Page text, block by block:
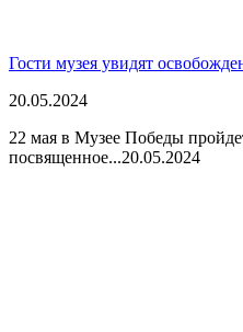
Гости музея увидят
20.05.2024
22 мая в Музее Победы
посвященное...20.05.2024